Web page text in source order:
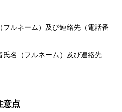
ルネーム）及び連絡先（電話番
名（フルネーム）及び連絡先
意点